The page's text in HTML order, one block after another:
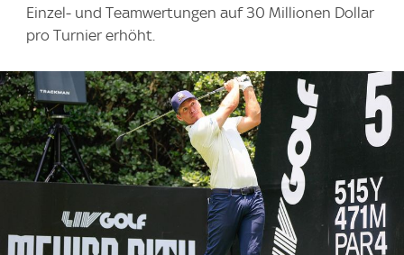
Einzel‑ und Teamwertungen auf 30 Millionen Dollar
pro Turnier erhöht.